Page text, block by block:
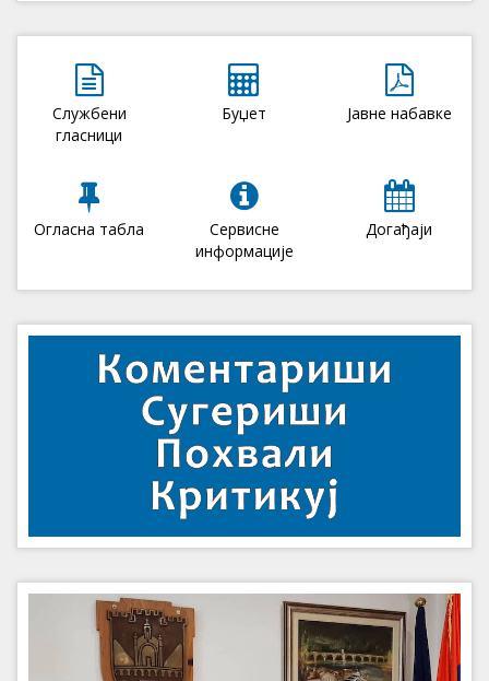
Службени
гласници
Буџет Јавне набавке
Огласна табла
Сервисне
информације
Догађаји